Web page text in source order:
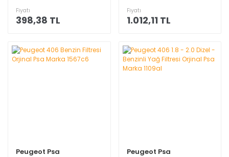
Fiyatı
398,38 TL
Fiyatı
1.012,11 TL
Peugeot Psa
Peugeot Psa